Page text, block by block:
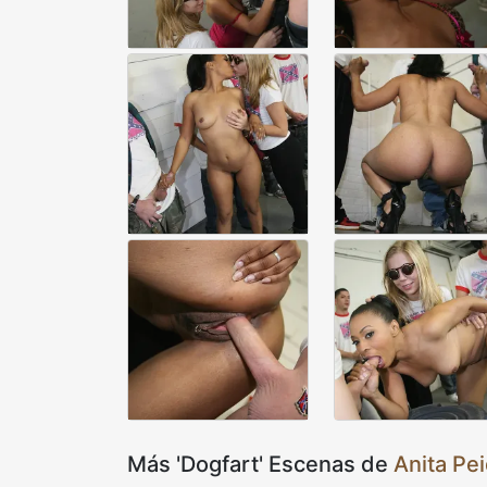
Más 'Dogfart' Escenas de Anita